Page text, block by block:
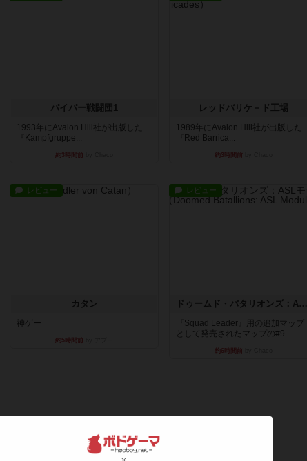
パイパー戦闘団1
1993年にAvalon Hill社が出版した
『Kampfgruppe...
約3時間前
レッドバリケ－ド工場
1989年にAvalon Hill社が出版した
『Red Barrica...
約3時間前
レビュー
カタン
神ゲー
約5時間前
レビュー
ドゥームド・バタリオンズ：ASLモジュール11
『Squad Leader』用の追加マップ
として発売されたマップの#9...
約6時間前